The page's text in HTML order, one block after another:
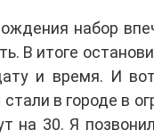
набор
В итоге
и время. И
в городе в
на 30. Я